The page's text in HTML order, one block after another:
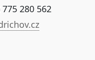
280 562